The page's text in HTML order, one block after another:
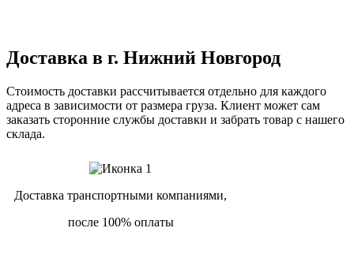
Доставка в г. Нижний Новгород
Стоимость доставки рассчитывается отдельно для каждого
адреса в зависимости от размера груза. Клиент может сам
заказать сторонние службы доставки и забрать товар с нашего
склада.
Доставка транспортными компаниями,
после 100% оплаты